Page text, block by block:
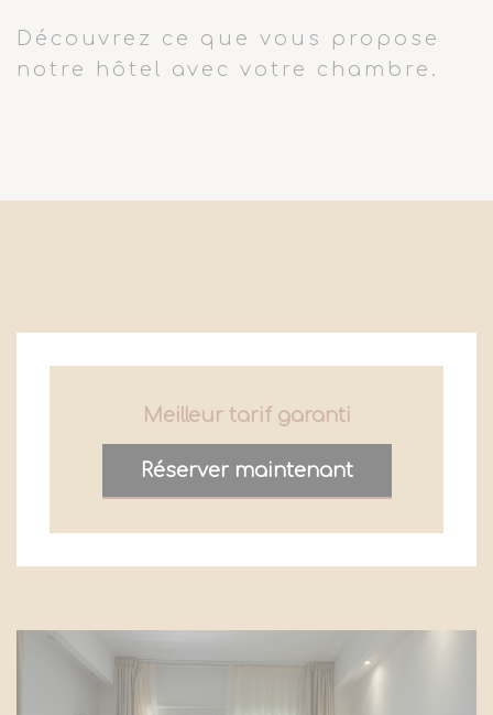
Découvrez ce que vous propose
notre hôtel avec votre chambre.
Meilleur tarif garanti
Réserver maintenant